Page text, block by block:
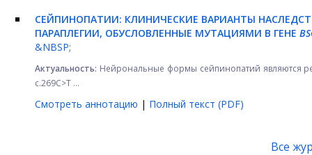
СЕЙПИНОПАТИИ: КЛИНИЧЕСКИЕ ВАРИАНТЫ
ПАРАПЛЕГИИ, ОБУСЛОВЛЕННЫЕ МУТАЦИЯМИ В ГЕНЕ
&NBSP;
Актуальность: Нейрональные формы сейпинопатий являются
с.269C>T ...
Смотреть аннотацию | Полный текст (PDF)
Все